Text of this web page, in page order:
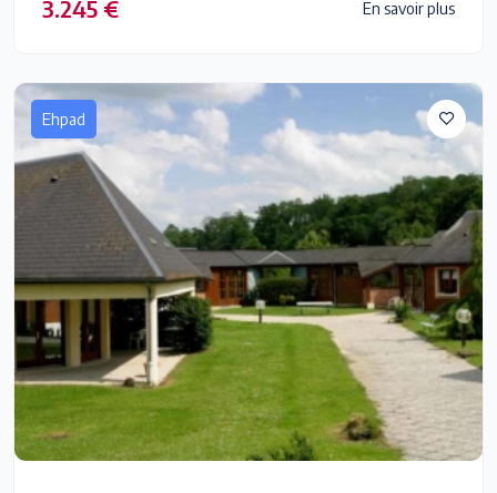
3.245 € En savoir plus
Ehpad